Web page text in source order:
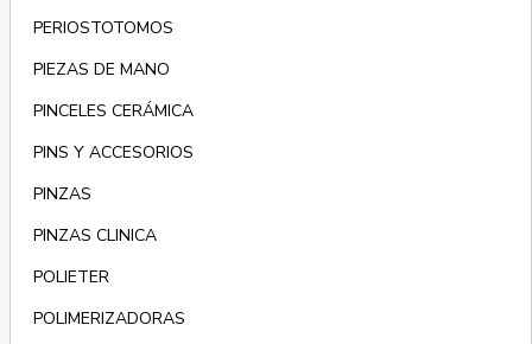
PERIOSTOTOMOS
PIEZAS DE MANO
PINCELES CERÁMICA
PINS Y ACCESORIOS
PINZAS
PINZAS CLINICA
POLIETER
POLIMERIZADORAS